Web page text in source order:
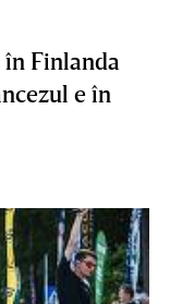
Finlanda
e în